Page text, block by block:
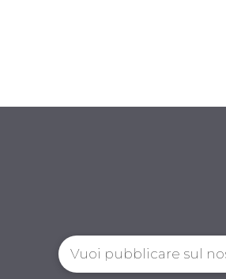
Vuoi pubblicare sul